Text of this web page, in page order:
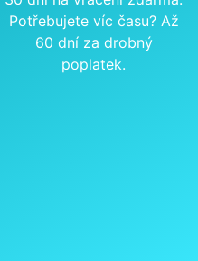
Potřebujete víc času? Až
60 dní za drobný
poplatek.